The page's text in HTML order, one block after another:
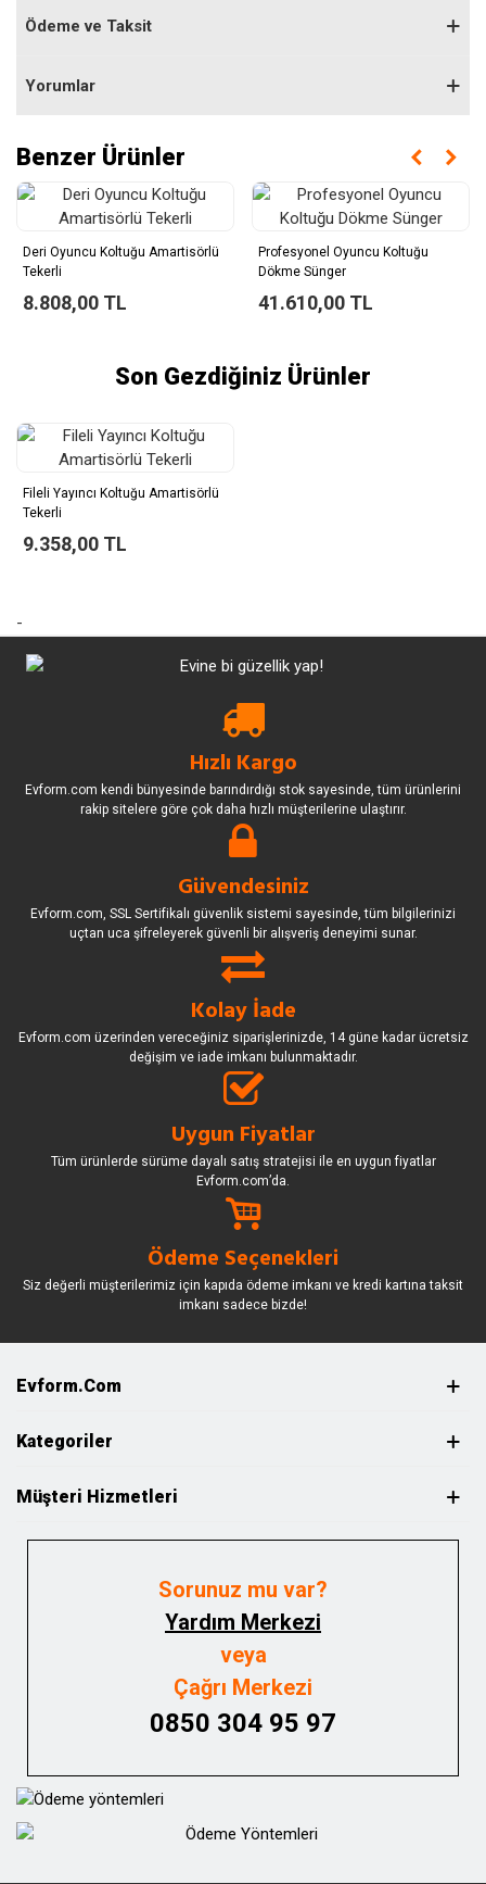
Ödeme ve Taksit
Yorumlar
Benzer Ürünler
Deri Oyuncu Koltuğu Amartisörlü
Tekerli
8.808,00 TL
Profesyonel Oyuncu Koltuğu
Dökme Sünger
41.610,00 TL
Son Gezdiğiniz Ürünler
Fileli Yayıncı Koltuğu Amartisörlü
Tekerli
9.358,00 TL
-
Hızlı Kargo
Evform.com kendi bünyesinde barındırdığı stok sayesinde, tüm ürünlerini
rakip sitelere göre çok daha hızlı müşterilerine ulaştırır.
Güvendesiniz
Evform.com, SSL Sertifikalı güvenlik sistemi sayesinde, tüm bilgilerinizi
uçtan uca şifreleyerek güvenli bir alışveriş deneyimi sunar.
Kolay İade
Evform.com üzerinden vereceğiniz siparişlerinizde, 14 güne kadar ücretsiz
değişim ve iade imkanı bulunmaktadır.
Uygun Fiyatlar
Tüm ürünlerde sürüme dayalı satış stratejisi ile en uygun fiyatlar
Evform.com’da.
Ödeme Seçenekleri
Siz değerli müşterilerimiz için kapıda ödeme imkanı ve kredi kartına taksit
imkanı sadece bizde!
Evform.com
Kategoriler
Müşteri Hizmetleri
Sorunuz mu var?
Yardım Merkezi
veya
Çağrı Merkezi
0850 304 95 97